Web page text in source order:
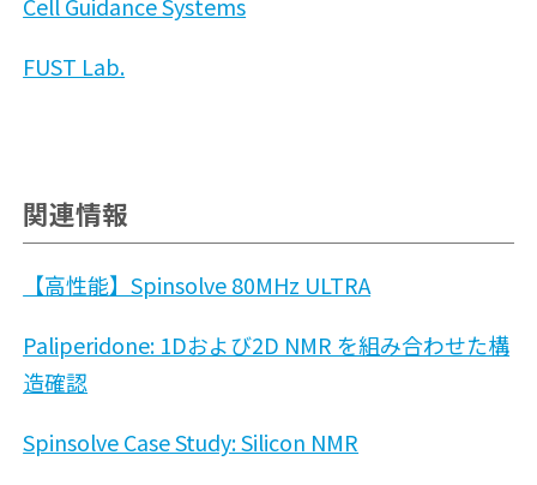
FUST Lab.
関連情報
【高性能】Spinsolve 80MHz ULTRA
Paliperidone: 1Dおよび2D NMR を組み合わせた構
造確認
Spinsolve Case Study: Silicon NMR